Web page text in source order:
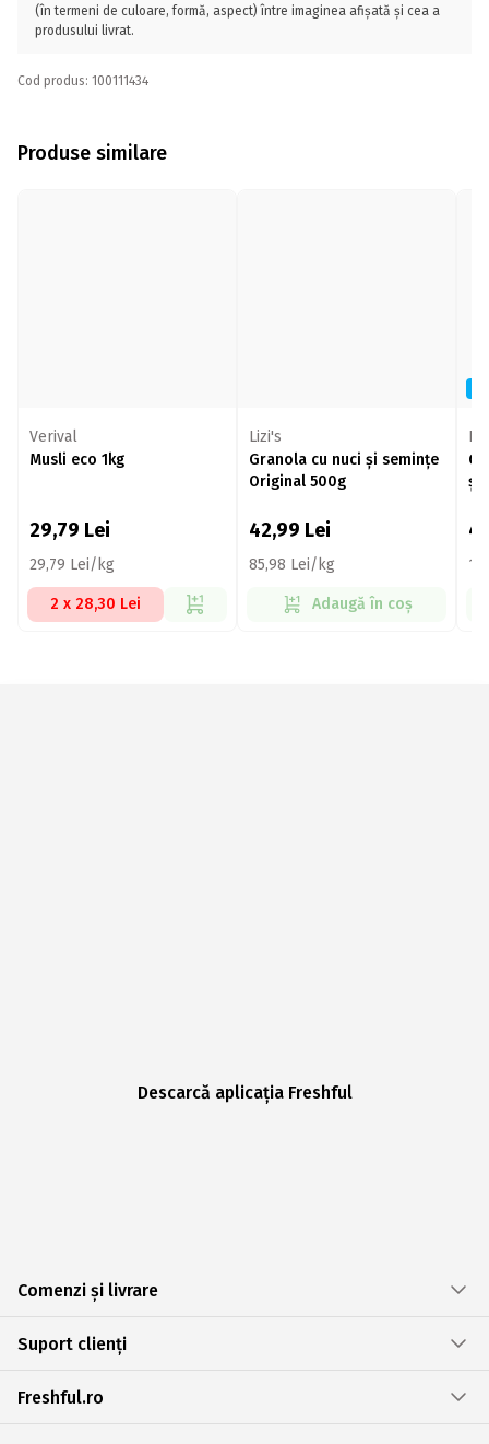
(în termeni de culoare, formă, aspect) între imaginea afișată și cea a
produsului livrat.
Cod produs: 100111434
Produse similare
Verival
Musli eco 1kg
29,79 Lei
29,79 Lei/kg
2 x 28,30 Lei
Lizi's
Granola cu nuci și semințe
Original 500g
42,99 Lei
85,98 Lei/kg
Adaugă în coș
și
Descarcă aplicația Freshful
Comenzi și livrare
Suport clienți
Freshful.ro